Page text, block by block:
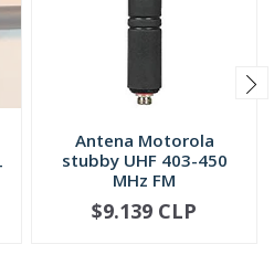
Antena Motorola
stubby UHF 403-450
MHz FM
+
$9.139 CLP